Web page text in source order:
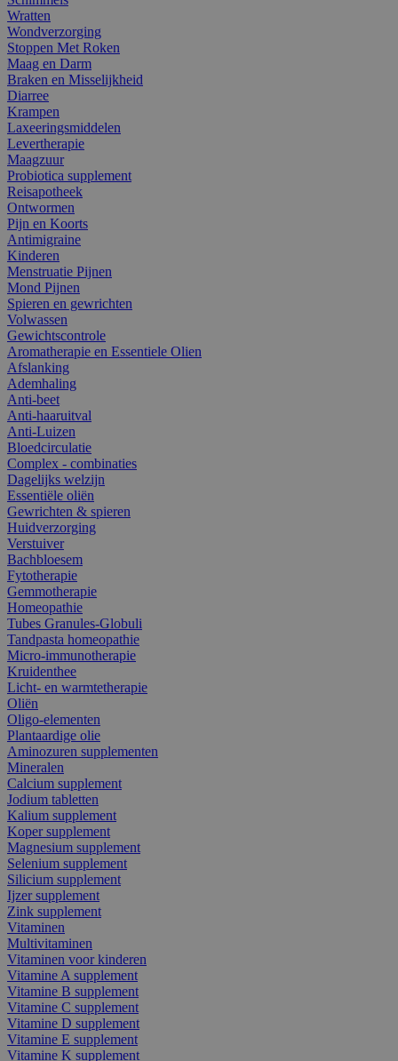
Wratten
Wondverzorging
Stoppen Met Roken
Maag en Darm
Braken en Misselijkheid
Diarree
Krampen
Laxeeringsmiddelen
Levertherapie
Maagzuur
Probiotica supplement
Reisapotheek
Ontwormen
Pijn en Koorts
Antimigraine
Kinderen
Menstruatie Pijnen
Mond Pijnen
Spieren en gewrichten
Volwassen
Gewichtscontrole
Aromatherapie en Essentiele Olien
Afslanking
Ademhaling
Anti-beet
Anti-haaruitval
Anti-Luizen
Bloedcirculatie
Complex - combinaties
Dagelijks welzijn
Essentiële oliën
Gewrichten & spieren
Huidverzorging
Verstuiver
Bachbloesem
Fytotherapie
Gemmotherapie
Homeopathie
Tubes Granules-Globuli
Tandpasta homeopathie
Micro-immunotherapie
Kruidenthee
Licht- en warmtetherapie
Oliën
Oligo-elementen
Plantaardige olie
Aminozuren supplementen
Mineralen
Calcium supplement
Jodium tabletten
Kalium supplement
Koper supplement
Magnesium supplement
Selenium supplement
Silicium supplement
Ijzer supplement
Zink supplement
Vitaminen
Multivitaminen
Vitaminen voor kinderen
Vitamine A supplement
Vitamine B supplement
Vitamine C supplement
Vitamine D supplement
Vitamine E supplement
Vitamine K supplement